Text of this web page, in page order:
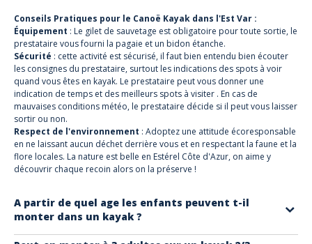
Conseils Pratiques pour le Canoë Kayak dans l'Est Var :
Équipement : Le gilet de sauvetage est obligatoire pour toute sortie, le
prestataire vous fourni la pagaie et un bidon étanche.
Sécurité : cette activité est sécurisé, il faut bien entendu bien écouter
les consignes du prestataire, surtout les indications des spots à voir
quand vous êtes en kayak. Le prestataire peut vous donner une
indication de temps et des meilleurs spots à visiter . En cas de
mauvaises conditions météo, le prestataire décide si il peut vous laisser
sortir ou non.
Respect de l'environnement : Adoptez une attitude écoresponsable
en ne laissant aucun déchet derrière vous et en respectant la faune et la
flore locales. La nature est belle en Estérel Côte d'Azur, on aime y
découvrir chaque recoin alors on la préserve !
A partir de quel age les enfants peuvent t-il
monter dans un kayak ?